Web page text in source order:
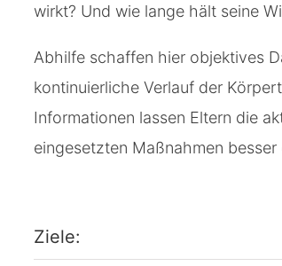
wirkt? Und wie lange hält seine
Abhilfe schaffen hier objektives
kontinuierliche Verlauf der
Informationen lassen Eltern die
eingesetzten Maßnahmen besser
Ziele: